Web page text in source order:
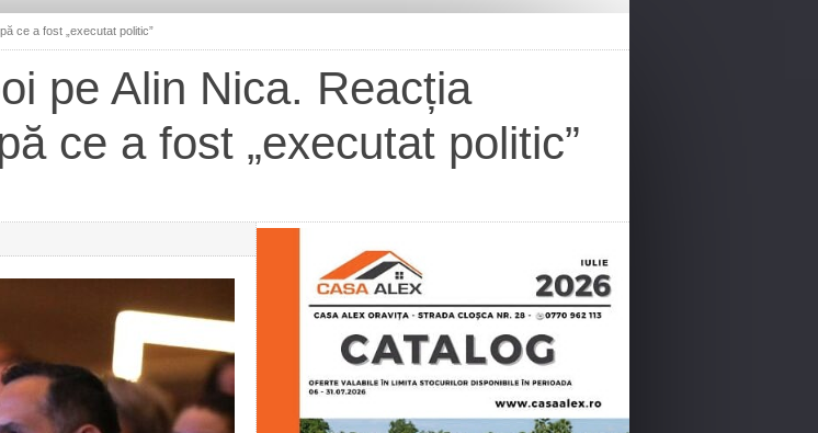
PRIN MUNȚII
BANATULUI
FANTASTICUL BANAT
TRAVEL VLOG
POVESTE DE VIAȚĂ DE VICTOR NAFIRU
ce a fost „executat politic”
pe Alin Nica. Reacția
ce a fost „executat politic”